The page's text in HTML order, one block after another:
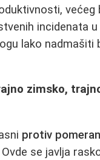
većeg
incidenata u
lako nadmašiti
zimsko,
protiv
se javlja